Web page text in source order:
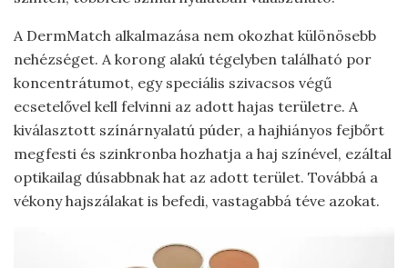
A DermMatch alkalmazása nem okozhat különösebb
nehézséget. A korong alakú tégelyben található por
koncentrátumot, egy speciális szivacsos végű
ecsetelővel kell felvinni az adott hajas területre. A
kiválasztott színárnyalatú púder, a hajhiányos fejbőrt
megfesti és szinkronba hozhatja a haj színével, ezáltal
optikailag dúsabbnak hat az adott terület. Továbbá a
vékony hajszálakat is befedi, vastagabbá téve azokat.